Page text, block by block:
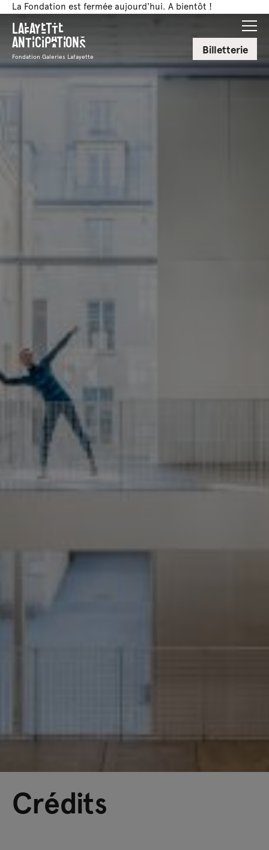
La Fondation est fermée aujourd'hui. A bientôt !
Lafayette
Anticipations
Fondation Galeries Lafayette Billetterie
Crédits